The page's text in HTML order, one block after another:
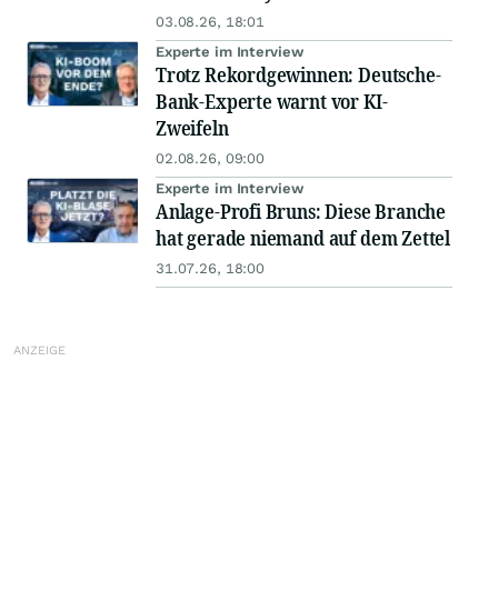
03.08.26, 18:01
Experte im Interview
Trotz Rekordgewinnen: Deutsche-
Bank-Experte warnt vor KI-
Zweifeln
02.08.26, 09:00
Experte im Interview
Anlage-Profi Bruns: Diese Branche
hat gerade niemand auf dem Zettel
31.07.26, 18:00